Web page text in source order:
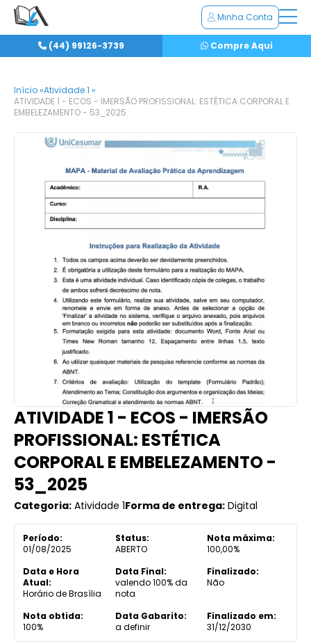
Minha Conta
(44) 99126-3739 Compre Aqui
Início »Atividade 1 »
ATIVIDADE 1 - ECOS - IMERSÃO PROFISSIONAL: ESTÉTICA CORPORAL E
EMBELEZAMENTO - 53_2025
ATIVIDADE 1 - ECOS - IMERSÃO
PROFISSIONAL: ESTÉTICA
CORPORAL E EMBELEZAMENTO -
53_2025
Categoria: Atividade 1Forma de entrega: Digital
Período:
01/08/2025
Status:
ABERTO
Nota máxima:
100,00%
Data e Hora
Atual:
Horário de Brasília
Data Final:
valendo 100% da
nota
Finalizado:
Não
Nota obtida:
100%
Data Gabarito:
a definir
Finalizado em:
31/12/2030